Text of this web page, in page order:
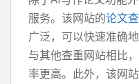
服务。该网站的论文
广泛，可以快速准确
与其他查重网站相比
率更高。此外，该网